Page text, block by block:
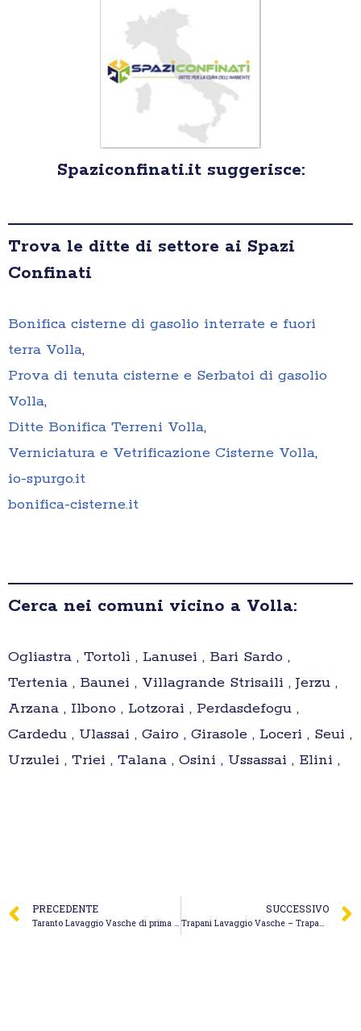
Spaziconfinati.it suggerisce:
Trova le ditte di settore ai Spazi
Confinati
Bonifica cisterne di gasolio interrate e fuori
terra Volla,
Prova di tenuta cisterne e Serbatoi di gasolio
Volla,
Ditte Bonifica Terreni Volla,
Verniciatura e Vetrificazione Cisterne Volla,
io-spurgo.it
bonifica-cisterne.it
Cerca nei comuni vicino a Volla:
Ogliastra , Tortolì , Lanusei , Bari Sardo ,
Tertenia , Baunei , Villagrande Strisaili , Jerzu ,
Arzana , Ilbono , Lotzorai , Perdasdefogu ,
Cardedu , Ulassai , Gairo , Girasole , Loceri , Seui ,
Urzulei , Triei , Talana , Osini , Ussassai , Elini ,
PRECEDENTE
Taranto Lavaggio Vasche di prima pioggia – Dinoi Spurgo
SUCCESSIVO
Trapani Lavaggio Vasche – Trapani Spurghi